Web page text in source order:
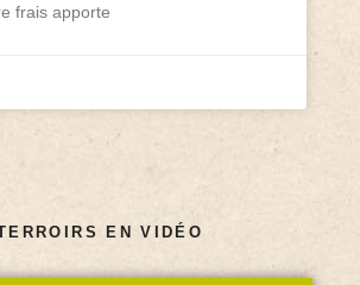
frais apporte
EN VIDÉO